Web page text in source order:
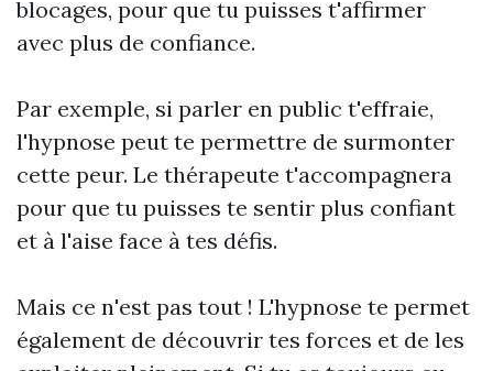
blocages, pour que tu puisses t'affirmer
avec plus de confiance.
Par exemple, si parler en public t'effraie,
l'hypnose peut te permettre de surmonter
cette peur. Le thérapeute t'accompagnera
pour que tu puisses te sentir plus confiant
et à l'aise face à tes défis.
Mais ce n'est pas tout ! L'hypnose te permet
également de découvrir tes forces et de les